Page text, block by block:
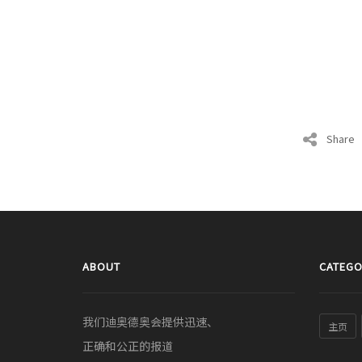
Share
ABOUT
我们迪奥德奥会提供迅速、
正确和公正的报道
主页